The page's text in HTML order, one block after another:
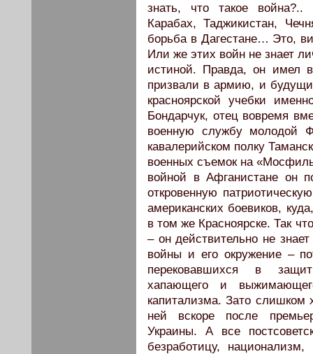
знать, что такое война?..
Карабах, Таджикистан,
борьба в Дагестане… Это,
Или же этих войн не знает
истиной. Правда, он имел
призвали в армию, и
красноярской учебки
Бондарчук, отец вовремя
военную службу молодой
кавалерийском полку
военных съемок на
войной в Афганистане он
откровенную
американских боевиков,
в том же Красноярске. Так
– он действительно не
войны и его окружение –
перековавшихся в
хапающего и
капитализма. Зато слишком
ней вскоре после
Украины. А все
безработицу,